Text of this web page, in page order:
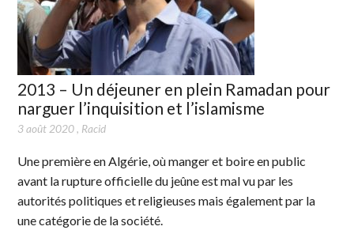
2013 – Un déjeuner en plein Ramadan pour
narguer l’inquisition et l’islamisme
3 août 2020, Racid
Une première en Algérie, où manger et boire en public
avant la rupture officielle du jeûne est mal vu par les
autorités politiques et religieuses mais également par la
une catégorie de la société.